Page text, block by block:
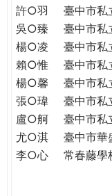
許○羽
臺中市私
吳○臻
臺中市私
楊○凌
臺中市私
賴○惟
臺中市私
楊○馨
臺中市私
張○瑋
臺中市私
盧○舸
臺中市私
尤○淇
臺中市華
李○心
常春藤學